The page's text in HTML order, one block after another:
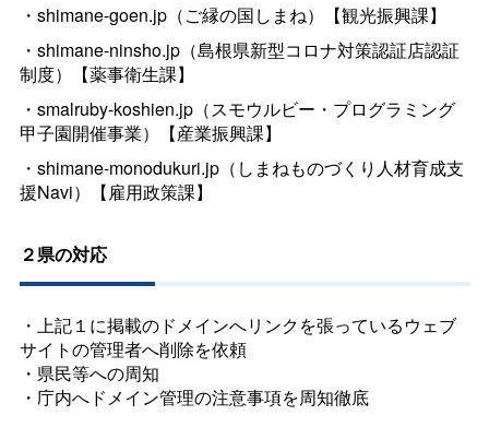
・shimane-goen.jp（ご縁の国しまね）【観光振興課】
・shimane-ninsho.jp（島根県新型コロナ対策認証店認証
制度）【薬事衛生課】
・smalruby-koshien.jp（スモウルビー・プログラミング
甲子園開催事業）【産業振興課】
・shimane-monodukuri.jp（しまねものづくり人材育成支
援Navi）【雇用政策課】
２県の対応
・上記１に掲載のドメインへリンクを張っているウェブ
サイトの管理者へ削除を依頼
・県民等への周知
・庁内へドメイン管理の注意事項を周知徹底